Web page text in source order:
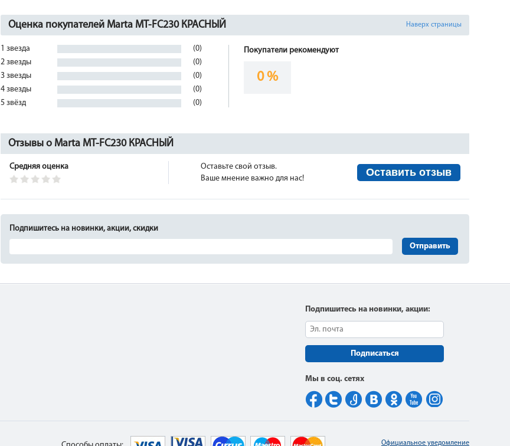
Оценка покупателей Marta MT-FC230 КРАСНЫЙ Наверх страницы
1 звезда
(0)
2 звезды
(0)
3 звезды
(0)
4 звезды
(0)
5 звёзд
(0)
Покупатели рекомендуют
0 %
Отзывы о Marta MT-FC230 КРАСНЫЙ
Средняя оценка
Оставьте свой отзыв.
Ваше мнение важно для нас!
Оставить отзыв
Подпишитесь на новинки, акции, скидки
Отправить
Подпишитесь на новинки, акции:
Подписаться
Мы в соц. сетях
Официальное уведомление